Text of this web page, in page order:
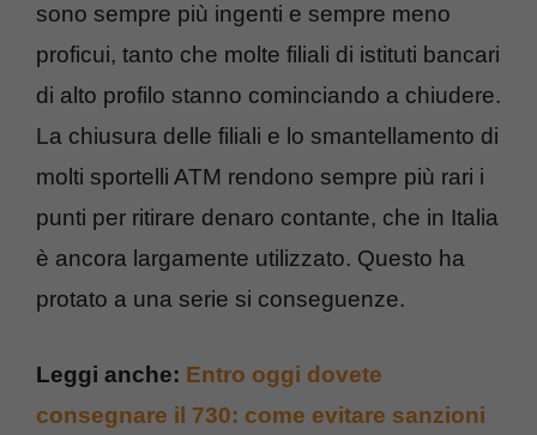
sono sempre più ingenti e sempre meno
proficui, tanto che molte filiali di istituti bancari
di alto profilo stanno cominciando a chiudere.
La chiusura delle filiali e lo smantellamento di
molti sportelli ATM rendono sempre più rari i
punti per ritirare denaro contante, che in Italia
è ancora largamente utilizzato. Questo ha
protato a una serie si conseguenze.
Leggi anche: Entro oggi dovete
consegnare il 730: come evitare sanzioni